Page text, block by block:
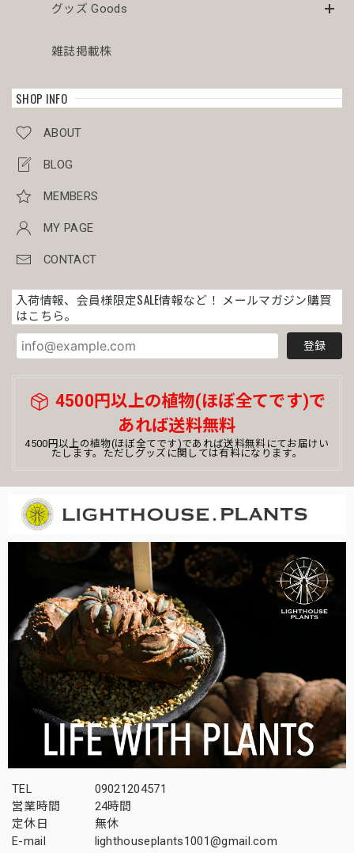
グッズ Goods
雑誌掲載株
SHOP INFO
ABOUT
BLOG
MEMBERS
MY PAGE
CONTACT
入荷情報、会員様限定SALE情報など！ メールマガジン購買
はこちら。
登録
4500円以上の植物(ほぼ全てです)で
あれば送料無料
4500円以上の植物(ほぼ全てです)であれば送料無料にてお届けい
たします。ただしグッズに関しては有料になります。
きもありませんでした。梱包を解くのが本当に楽しみです。
うございました。 今回のミイラ梱包も完璧でした。
写真通りのとても綺麗な株が届きました◎ 梱包もとても丁寧
で、配達の手違いか横倒しに置かれていたんですが全く土こ
ぼれもなく綺麗なままでした！すごい！ まだまだオベサ初
まん丸 オベサ / ユーフォルビア
2026/03/12
オベサ初心者です。コメントを読んで購入を決めました。梱
包もしっかりとされていて、土のこぼれなどなくきれいでし
またすぐ解きたくなりそうです。飼育しっかり頑張ります。
この度はお買い上げ頂き誠にありがとうござい
ました！ビギナー様ウエルカムです！育て方な
ど、ご不明な点がございましたら何なりとお申
し付けくださいませ。また次も是非！今後とも
よろしくお願いいたします。
木質化 まん丸 オベサ / ユーフォルビア
2026/03/12
間髪入れず、2回目の利用です。 これぞ王道ですね、満足で
す。 今回の梱包も完璧でした。 商品リストをまんべんなく
確認して 楽しんでいる今日このごろです。 また利用させて
頂きます！
TEL
09021204571
営業時間
24時間
定休日
無休
E-mail
lighthouseplants1001@gmail.com